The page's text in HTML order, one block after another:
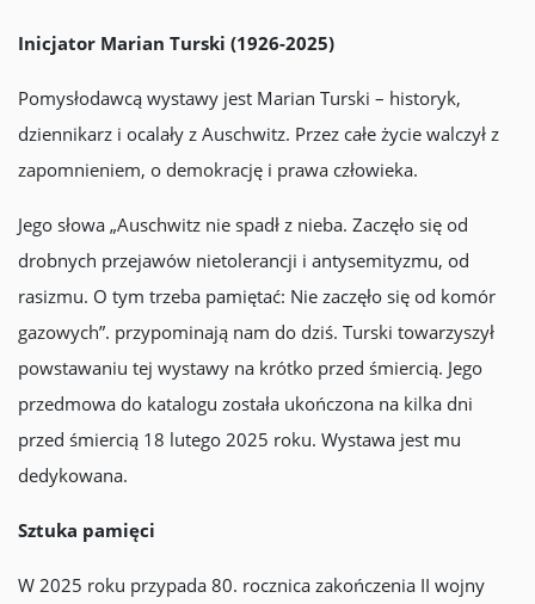
Inicjator Marian Turski (1926-2025)
Pomysłodawcą wystawy jest Marian Turski – historyk,
dziennikarz i ocalały z Auschwitz. Przez całe życie walczył z
zapomnieniem, o demokrację i prawa człowieka.
Jego słowa „Auschwitz nie spadł z nieba. Zaczęło się od
drobnych przejawów nietolerancji i antysemityzmu, od
rasizmu. O tym trzeba pamiętać: Nie zaczęło się od komór
gazowych”. przypominają nam do dziś. Turski towarzyszył
powstawaniu tej wystawy na krótko przed śmiercią. Jego
przedmowa do katalogu została ukończona na kilka dni
przed śmiercią 18 lutego 2025 roku. Wystawa jest mu
dedykowana.
Sztuka pamięci
W 2025 roku przypada 80. rocznica zakończenia II wojny